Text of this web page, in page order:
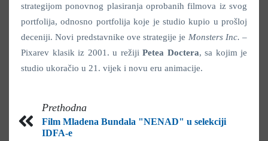
strategijom ponovnog plasiranja oprobanih filmova iz svog
portfolija, odnosno portfolija koje je studio kupio u prošloj
deceniji. Novi predstavnike ove strategije je Monsters Inc. –
Pixarev klasik iz 2001. u režiji Petea Doctera, sa kojim je
studio ukoračio u 21. vijek i novu eru animacije.
Prethodna
Film Mladena Bundala "NENAD" u selekciji
IDFA-e